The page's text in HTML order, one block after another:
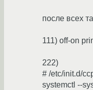
после всех
111) off-on
222)
# /etc/init.d/
systemctl --